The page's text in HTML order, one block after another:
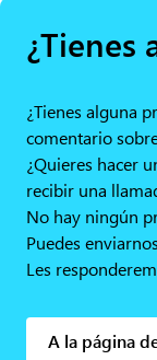
¿Tienes
¿Tienes alguna
comentario
¿Quieres hacer
recibir una
No hay ningún
Puedes
Les
A la página